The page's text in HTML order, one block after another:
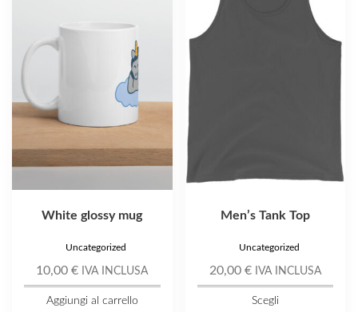
White glossy mug
Uncategorized
10,00€ IVA INCLUSA
Aggiungi al carrello
Men’s Tank Top
Uncategorized
20,00 € IVA INCLUSA
Scegli
varianti.
Le
opzioni
possono
scelte
pagina